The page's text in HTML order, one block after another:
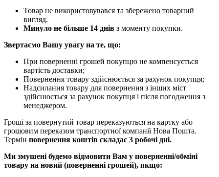
Товар не використовувався та збережено товарний
вигляд.
Минуло не більше 14 днів з моменту покупки.
Звертаємо Вашу увагу на те, що:
При поверненні грошей покупцю не компенсується
вартість доставки;
Повернення товару здійснюється за рахунок покупця;
Надсилання товару для повернення з інших міст
здійснюється за рахунок покупця і після погодження з
менеджером.
Гроші за повернутий товар переказуються на картку або
грошовим переказом транспортної компанії Нова Пошта.
Термін повернення коштів складає 3 робочі дні.
Ми змушені будемо відмовити Вам у поверненні/обміні
товару на новий (поверненні грошей), якщо: